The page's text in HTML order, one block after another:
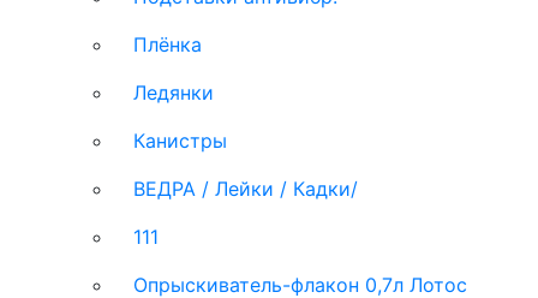
Плёнка
Ледянки
Канистры
ВЕДРА / Лейки / Кадки/
111
Опрыскиватель-флакон 0,7л Лотос